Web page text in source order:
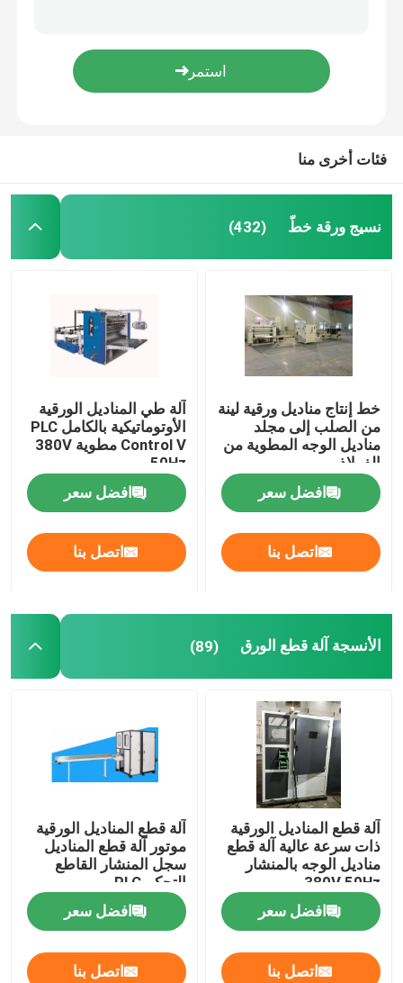
الأنسجة آلة قطع الورق
آلة إعادة لف ورق المرحاض المستعملة
آلة طي أنسجة الوجه المستخدمة
آلة شفرة الأنسجة الوجهية المستخدمة
آلة تغليف المرحاض المستخدمة
آلة تعبئة صناديق الأنسجة المستخدمة
تحويل آلي للآلة المتداخلة
فئات أخرى منا
نسيج ورقة خطّ (432)
خط إنتاج مناديل ورقية لينة
من الصلب إلى مجلد
مناديل الوجه المطوية من
الفولاذ
افضل سعر
اتصل بنا
آلة طي المناديل الورقية
الأوتوماتيكية بالكامل PLC
Control V مطوية 380V
50Hz
افضل سعر
اتصل بنا
الأنسجة آلة قطع الورق (89)
آلة قطع المناديل الورقية
ذات سرعة عالية آلة قطع
مناديل الوجه بالمنشار
380V 50Hz
افضل سعر
اتصل بنا
آلة قطع المناديل الورقية
موتور آلة قطع المناديل
سجل المنشار القاطع
التحكم PLC
افضل سعر
اتصل بنا